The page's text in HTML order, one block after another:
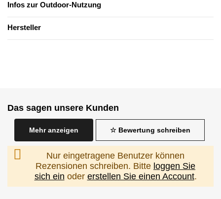
Infos zur Outdoor-Nutzung
Hersteller
Das sagen unsere Kunden
Mehr anzeigen ☆ Bewertung schreiben
Nur eingetragene Benutzer können
Rezensionen schreiben. Bitte loggen Sie
sich ein oder erstellen Sie einen Account.